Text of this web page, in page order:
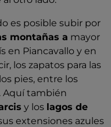
es posible subir por
montañas a mayor
en Piancavallo y en
los zapatos para las
pies, entre los
Aquí también
y los lagos de
extensiones azules